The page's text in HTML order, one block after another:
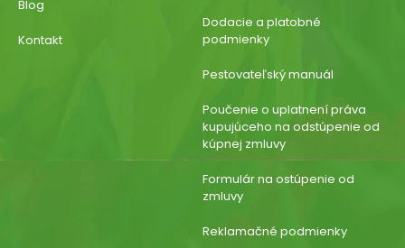
Blog
Kontakt
Dodacie a platobné
podmienky
Pestovateľský manuál
Poučenie o uplatnení práva
kupujúceho na odstúpenie od
kúpnej zmluvy
Formulár na ostúpenie od
zmluvy
Reklamačné podmienky